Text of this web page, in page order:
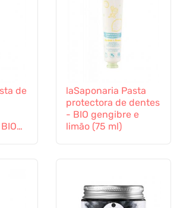
de
laSaponaria Pasta
protectora de dentes
- BIO gengibre e
limão (75 ml)